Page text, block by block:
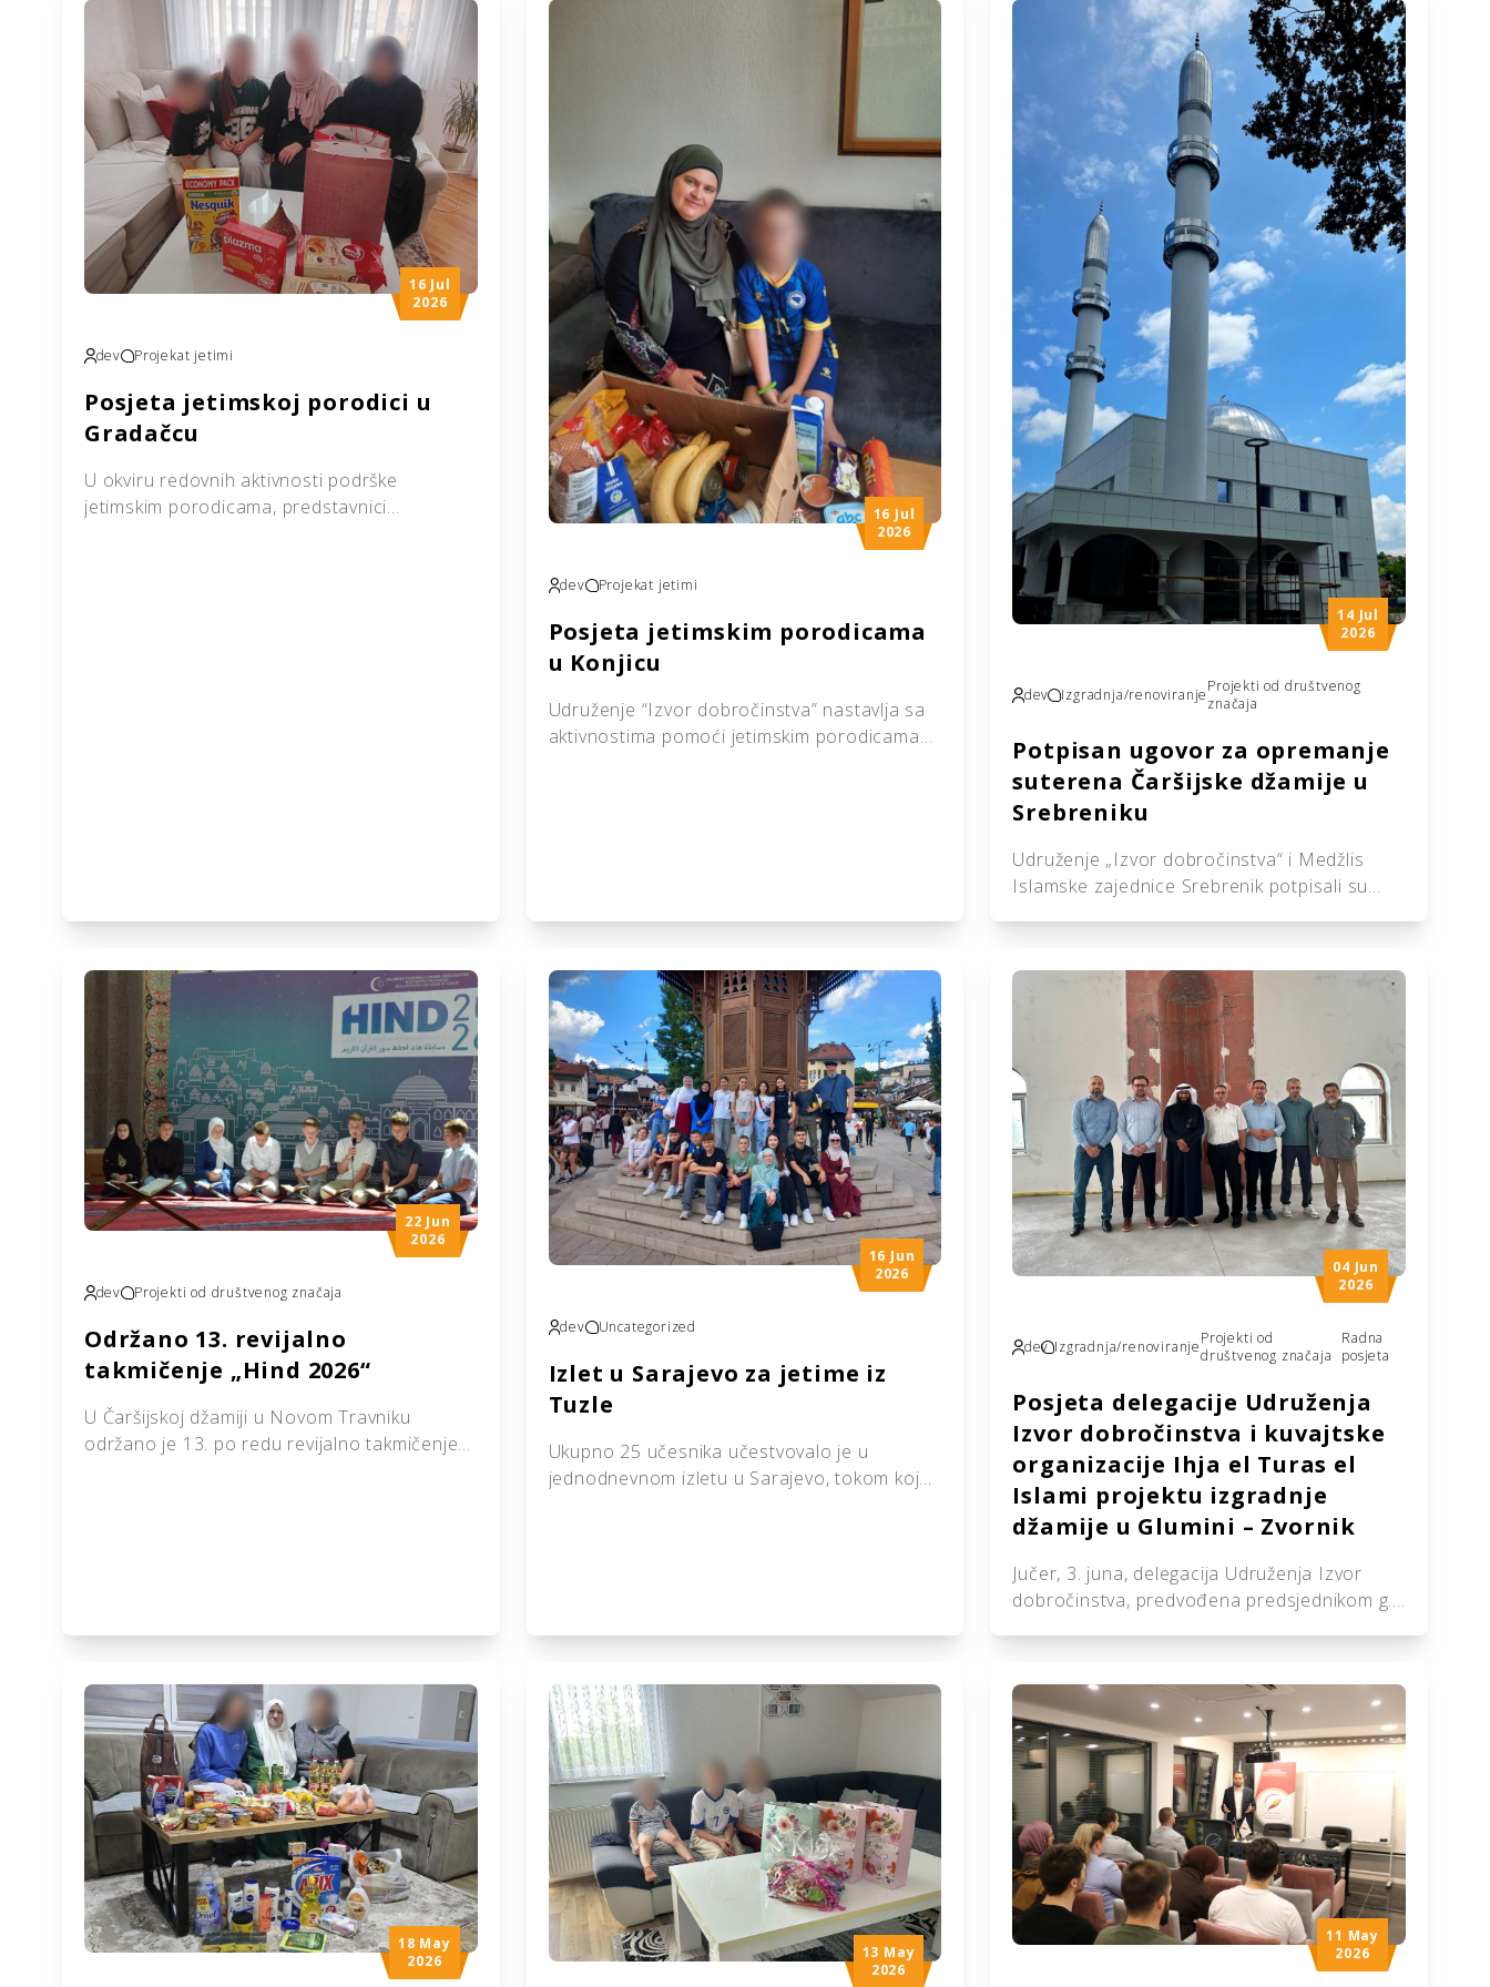
16 Jul
2026
dev Projekat jetimi
Posjeta jetimskoj porodici u
Gradačcu
U okviru redovnih aktivnosti podrške
jetimskim porodicama, predstavnici
16 Jul
2026
dev Projekat jetimi
Posjeta jetimskim porodicama
u Konjicu
Udruženje “Izvor dobročinstva” nastavlja sa
aktivnostima pomoći jetimskim porodicama
teškim životnim okolnostima i pokazati im da
14 Jul
2026
dev Izgradnja/renoviranjeProjekti od društvenog
značaja
Potpisan ugovor za opremanje
suterena Čaršijske džamije u
Srebreniku
Udruženje „Izvor dobročinstva“ i Medžlis
Islamske zajednice Srebrenik potpisali su
Ugovor su potpisali predsjednik Udruženja
„Izvor dobročinstva“ Ismir Karaga i
predsjednik Medžlisa Islamske zajednice
Srebrenik Nedim Delić, dok je potpisivanju
prisustvovao i glavni imam Medžlisa Islamske
zajednice Srebrenik Refik-ef. Hodžić.
Čaršijska džamija predstavlja jedno od […]
22 Jun
2026
dev Projekti od društvenog značaja
Održano 13. revijalno
takmičenje „Hind 2026“
U Čaršijskoj džamiji u Novom Travniku
održano je 13. po redu revijalno takmičenje
ef. Zukić podsjetio je prisutne da […]
16 Jun
2026
dev Uncategorized
Izlet u Sarajevo za jetime iz
Tuzle
Ukupno 25 učesnika učestvovalo je u
jednodnevnom izletu u Sarajevo, tokom kojeg
uspomene. Poseban dio programa bila je
04 Jun
2026
dev Izgradnja/renoviranjeProjekti od
društvenog značaja
Radna
posjeta
Posjeta delegacije Udruženja
Izvor dobročinstva i kuvajtske
organizacije Ihja el Turas el
Islami projektu izgradnje
džamije u Glumini – Zvornik
Jučer, 3. juna, delegacija Udruženja Izvor
dobročinstva, predvođena predsjednikom g.
el Islami iz Kuvajta, Mahmud En-Nedždi,
posjetila je Medžlis Islamske zajednice
Zvornik i gradilište džamije u Glumini. Posjeta
je organizovana s ciljem praćenja dinamike
radova na projektu izgradnje džamije, čiji je
najveći donator […]
18 May
2026
13 May
2026
11 May
2026